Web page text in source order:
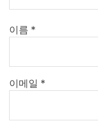
이름 *
이메일 *